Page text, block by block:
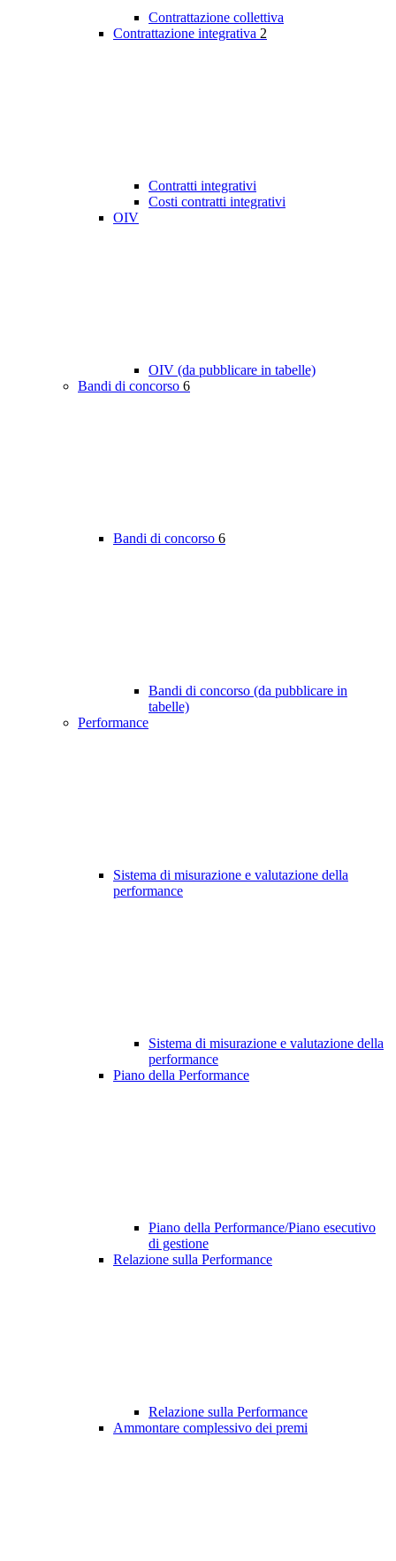
Contrattazione collettiva
Contrattazione integrativa 2
Contratti integrativi
Costi contratti integrativi
OIV
OIV (da pubblicare in tabelle)
Bandi di concorso 6
Bandi di concorso 6
Bandi di concorso (da pubblicare in
tabelle)
Performance
Sistema di misurazione e valutazione della
performance
Sistema di misurazione e valutazione della
performance
Piano della Performance
Piano della Performance/Piano esecutivo
di gestione
Relazione sulla Performance
Relazione sulla Performance
Ammontare complessivo dei premi